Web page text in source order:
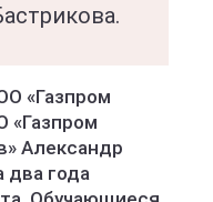
«Газпром
«Газпром
Александр
два года